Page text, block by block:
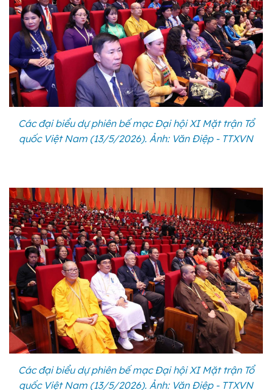
Các đại biểu dự phiên bế mạc Đại hội XI Mặt trận Tổ
quốc Việt Nam (13/5/2026). Ảnh: Văn Điệp - TTXVN
Các đại biểu dự phiên bế mạc Đại hội XI Mặt trận Tổ
quốc Việt Nam (13/5/2026). Ảnh: Văn Điệp - TTXVN